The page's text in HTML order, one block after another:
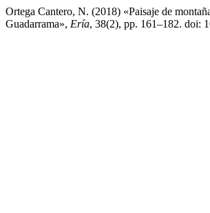
Ortega Cantero, N. (2018) «Paisaje de
Guadarrama», Ería, 38(2), pp. 161–182. doi: